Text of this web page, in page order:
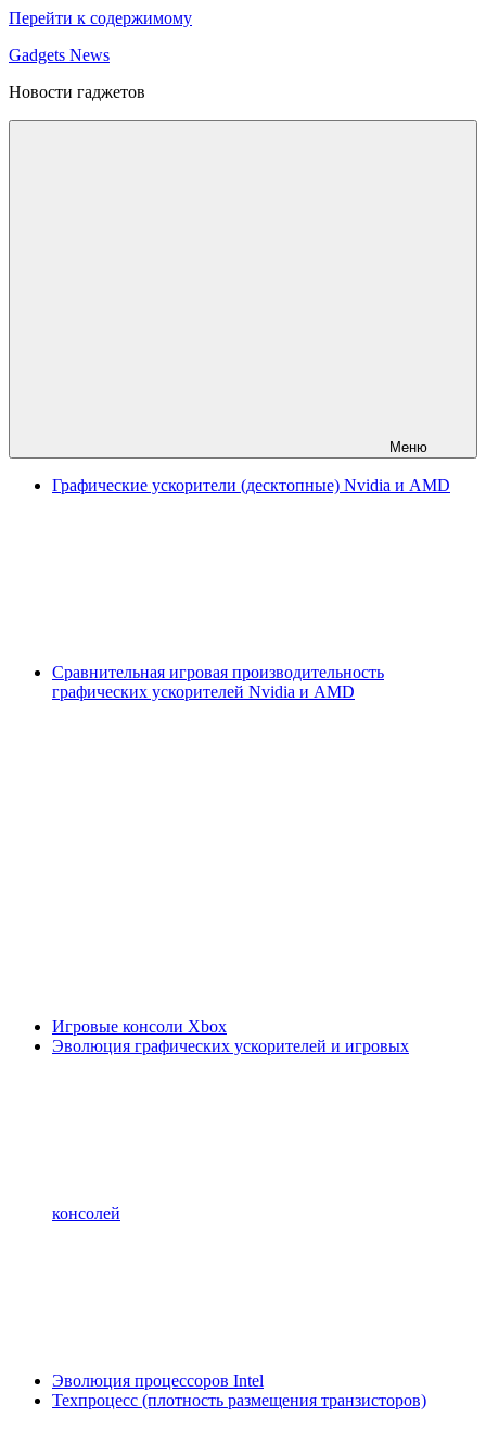
Перейти к содержимому
Gadgets News
Новости гаджетов
Меню
Графические ускорители (десктопные) Nvidia и AMD
Сравнительная игровая производительность
графических ускорителей Nvidia и AMD
Игровые консоли Xbox
Эволюция графических ускорителей и игровых
консолей
Эволюция процессоров Intel
Техпроцесс (плотность размещения транзисторов)